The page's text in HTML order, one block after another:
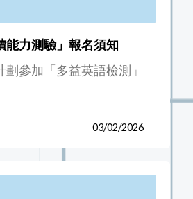
能力測驗」報名須知
參加「多益英語檢測」
03/02/2026